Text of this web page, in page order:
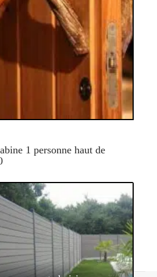
1 personne haut de